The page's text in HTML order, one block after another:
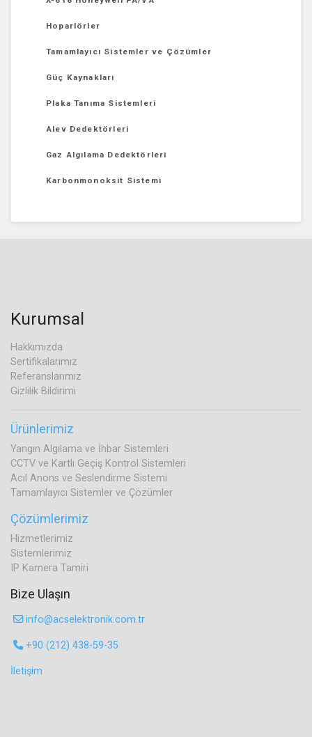
Hoparlörler
Tamamlayıcı Sistemler ve Çözümler
Güç Kaynakları
Plaka Tanıma Sistemleri
Alev Dedektörleri
Gaz Algılama Dedektörleri
Karbonmonoksit Sistemi
Kurumsal
Hakkımızda
Sertifikalarımız
Referanslarımız
Gizlilik Bildirimi
Ürünlerimiz
Yangın Algılama ve İhbar Sistemleri
CCTV ve Kartlı Geçiş Kontrol Sistemleri
Acil Anons ve Seslendirme Sistemi
Tamamlayıcı Sistemler ve Çözümler
Çözümlerimiz
Hizmetlerimiz
Sistemlerimiz
IP Kamera Tamiri
Bize Ulaşın
info@acselektronik.com.tr
+90 (212) 438-59-35
İletişim